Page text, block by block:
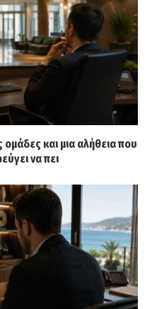
και μια αλήθεια που
να πει